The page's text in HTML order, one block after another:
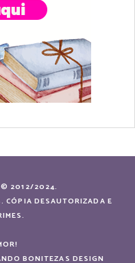
© 2012/2024.
CÓPIA DESAUTORIZADA E
BONITEZAS DESIGN